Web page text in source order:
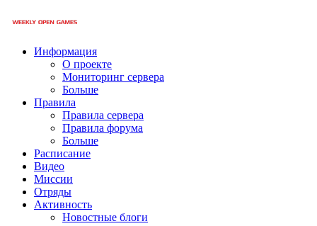
Информация
О проекте
Мониторинг сервера
Больше
Правила
Правила сервера
Правила форума
Больше
Расписание
Видео
Миссии
Отряды
Активность
Новостные блоги